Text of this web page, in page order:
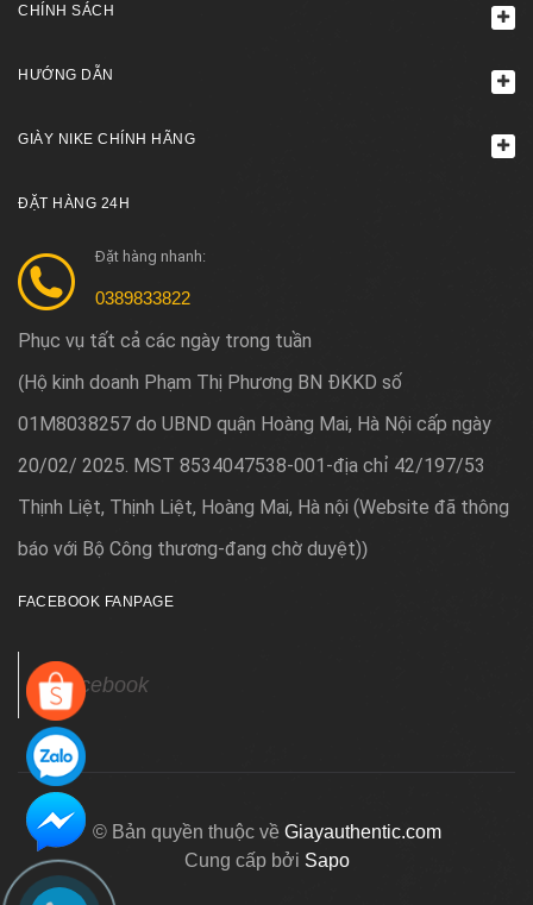
CHÍNH SÁCH
HƯỚNG DẪN
GIÀY NIKE CHÍNH HÃNG
ĐẶT HÀNG 24H
Đặt hàng nhanh:
0389833822
Phục vụ tất cả các ngày trong tuần
(Hộ kinh doanh Phạm Thị Phương BN ĐKKD số
01M8038257 do UBND quận Hoàng Mai, Hà Nội cấp ngày
20/02/ 2025. MST 8534047538-001-địa chỉ 42/197/53
Thịnh Liệt, Thịnh Liệt, Hoàng Mai, Hà nội (Website đã thông
báo với Bộ Công thương-đang chờ duyệt))
FACEBOOK FANPAGE
Facebook
© Bản quyền thuộc về Giayauthentic.com
Cung cấp bởi Sapo